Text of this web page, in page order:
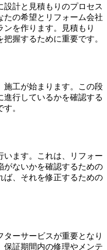
設計と見積もりのプロセス
たの希望とリフォーム会社
を作ります。見積もり
握するために重要です。
施工が始まります。この段
進行しているかを確認する
。
います。これは、リフォー
がないかを確認するための
ば、それを修正するための
ーサービスが重要となり
保証期間内の修理やメンテ